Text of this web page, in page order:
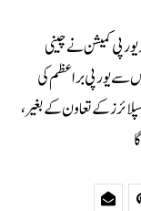
کمیشن نے چینی
سے یورپی براعظم کی
کے تعاون کے بغیر،